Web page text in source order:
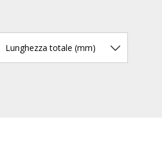
Lunghezza totale (mm)